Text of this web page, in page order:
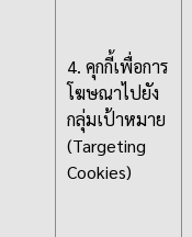
4. คุกกี้เพื่อการ
โฆษณาไปยัง
กลุ่มเป้าหมาย
(Targeting
Cookies)